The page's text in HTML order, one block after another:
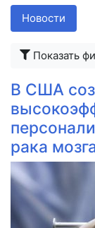
Новости
Показать
В США
рака